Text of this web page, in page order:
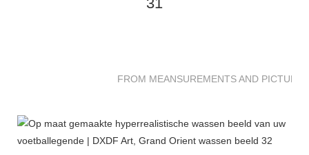
FROM MEANSUREMENTS AND